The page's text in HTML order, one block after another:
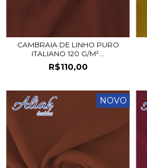
CAMBRAIA DE LINHO PURO
ITALIANO 120 G/M²...
R$110,00
NOVO